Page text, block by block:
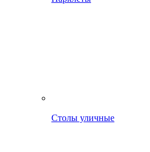
Столы уличные